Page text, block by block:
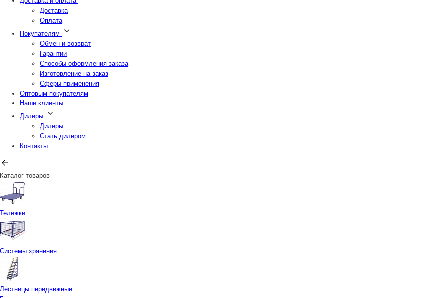
Доставка
Оплата
Покупателям
Обмен и возврат
Гарантии
Способы оформления заказа
Изготовление на заказ
Сферы применения
Оптовым покупателям
Наши клиенты
Дилеры
Дилеры
Стать дилером
Контакты
Каталог товаров
Тележки
Системы хранения
Лестницы передвижные